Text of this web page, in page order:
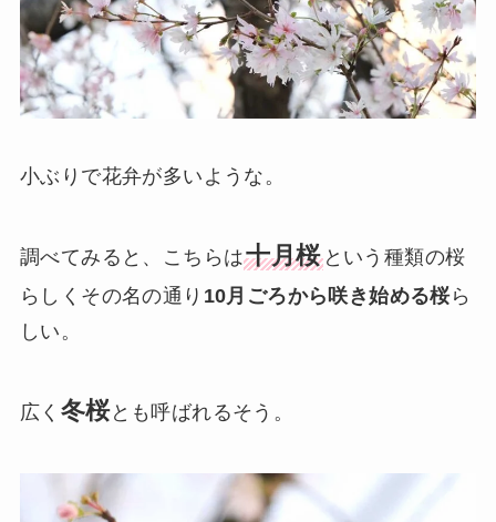
小ぶりで花弁が多いような。
調べてみると、こちらは十月桜という種類の桜
らしくその名の通り 10月ごろから咲き始める桜ら
しい。
広く 冬桜とも呼ばれるそう。